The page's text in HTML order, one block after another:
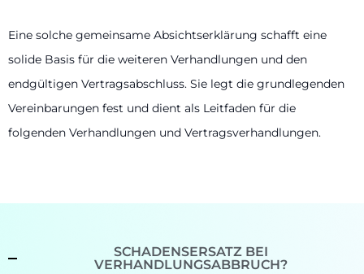
Eine solche gemeinsame Absichtserklärung schafft eine
solide Basis für die weiteren Verhandlungen und den
endgültigen Vertragsabschluss. Sie legt die grundlegenden
Vereinbarungen fest und dient als Leitfaden für die
folgenden Verhandlungen und Vertragsverhandlungen.
SCHADENSERSATZ BEI
VERHANDLUNGSABBRUCH?